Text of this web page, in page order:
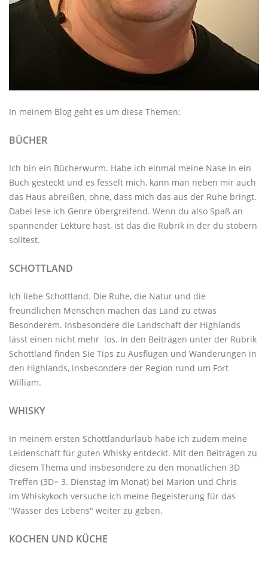
In meinem Blog geht es um diese Themen:
BÜCHER
Ich bin ein Bücherwurm. Habe ich einmal meine Nase in ein
Buch gesteckt und es fesselt mich, kann man neben mir auch
das Haus abreißen, ohne, dass mich das aus der Ruhe bringt.
Dabei lese ich Genre übergreifend. Wenn du also Spaß an
spannender Lektüre hast, ist das die Rubrik in der du stöbern
solltest.
SCHOTTLAND
Ich liebe Schottland. Die Ruhe, die Natur und die
freundlichen Menschen machen das Land zu etwas
Besonderem. Insbesondere die Landschaft der Highlands
lässt einen nicht mehr los. In den Beiträgen unter der Rubrik
Schottland finden Sie Tips zu Ausflügen und Wanderungen in
den Highlands, insbesondere der Region rund um Fort
William.
WHISKY
In meinem ersten Schottlandurlaub habe ich zudem meine
Leidenschaft für guten Whisky entdeckt. Mit den Beiträgen zu
diesem Thema und insbesondere zu den monatlichen 3D
Treffen (3D= 3. Dienstag im Monat) bei Marion und Chris
im Whiskykoch versuche ich meine Begeisterung für das
"Wasser des Lebens" weiter zu geben.
KOCHEN UND KÜCHE